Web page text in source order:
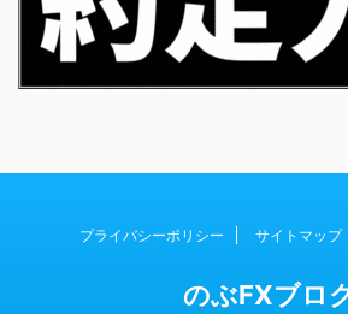
プライバシーポリシー サイトマップ
のぶFXブロ